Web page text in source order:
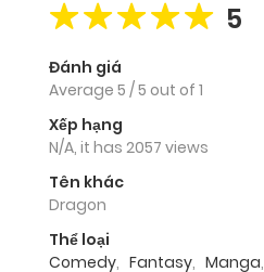
5
Đánh giá
Average 5 /5 out of 1
Xếp hạng
N/A, it has 2057 views
Tên khác
Dragon
Thể loại
Comedy, Fantasy, Manga,